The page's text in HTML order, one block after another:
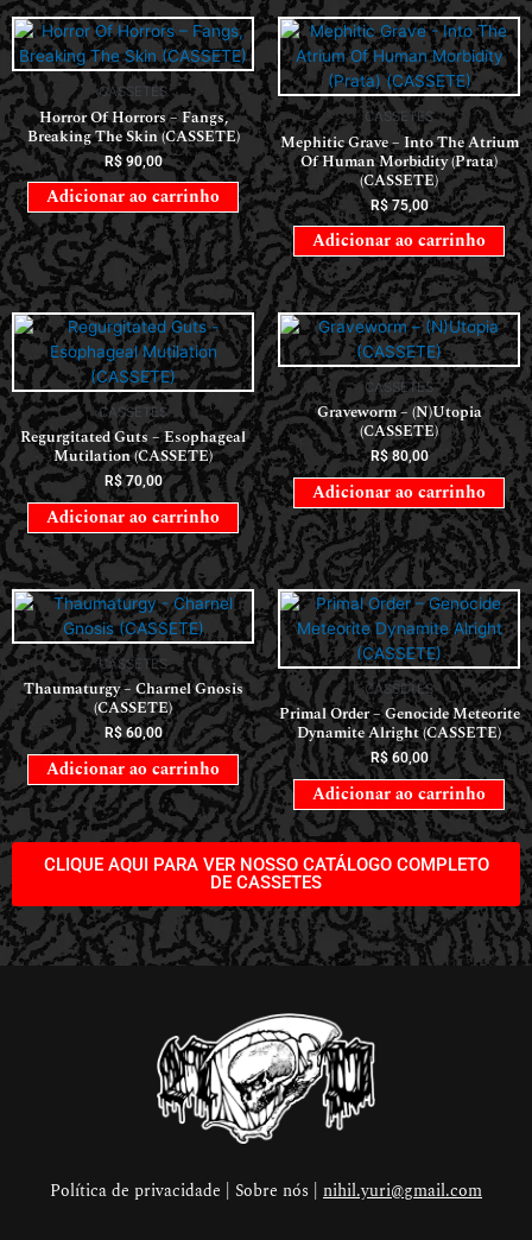
CASSETES
Horror Of Horrors ‎– Fangs,
Breaking The Skin (CASSETE)
R$90,00
Adicionar ao carrinho
CASSETES
Mephitic Grave – Into The Atrium
Of Human Morbidity (Prata)
(CASSETE)
R$75,00
Adicionar ao carrinho
CASSETES
Regurgitated Guts – Esophageal
Mutilation (CASSETE)
R$70,00
Adicionar ao carrinho
CASSETES
Graveworm – (N)Utopia
(CASSETE)
R$80,00
Adicionar ao carrinho
CASSETES
Thaumaturgy – Charnel Gnosis
(CASSETE)
R$60,00
Adicionar ao carrinho
CASSETES
Primal Order – Genocide Meteorite
Dynamite Alright (CASSETE)
R$60,00
Adicionar ao carrinho
CLIQUE AQUI PARA VER NOSSO CATÁLOGO COMPLETO
DE CASSETES
Política de privacidade | Sobre nós | nihil.yuri@gmail.com